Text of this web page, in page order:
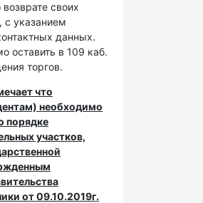
своих
с указанием
данных.
оставить в 109 каб.
торгов.
что
необходимо
порядке
участков,
от 09.10.2019г.